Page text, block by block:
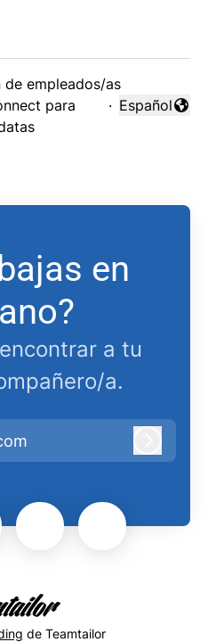
de empleados/as
para
·
Cambiar
Español
en
a tu
a.
de Teamtailor